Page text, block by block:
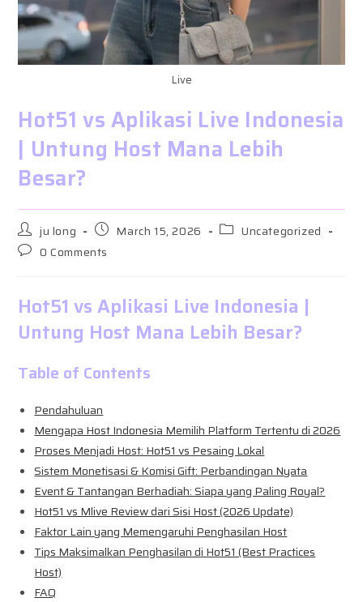
Live
Hot51 vs Aplikasi Live Indonesia
| Untung Host Mana Lebih
Besar?
Post
author:
ju long
PostMarch 15, 2026
PostUncategorized
Post0 Comments
Hot51 vs Aplikasi Live Indonesia |
Untung Host Mana Lebih Besar?
Table of Contents
Pendahuluan
Mengapa Host Indonesia Memilih Platform Tertentu di 2026
Proses Menjadi Host: Hot51 vs Pesaing Lokal
Sistem Monetisasi & Komisi Gift: Perbandingan Nyata
Event & Tantangan Berhadiah: Siapa yang Paling Royal?
Hot51 vs Mlive Review dari Sisi Host (2026 Update)
Faktor Lain yang Memengaruhi Penghasilan Host
Tips Maksimalkan Penghasilan di Hot51 (Best Practices
Host)
FAQ